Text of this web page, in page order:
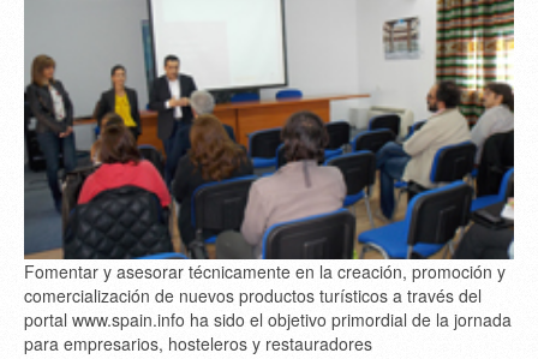
Fomentar y asesorar técnicamente en la creación, promoción y
comercialización de nuevos productos turísticos a través del
portal www.spain.info ha sido el objetivo primordial de la jornada
para empresarios, hosteleros y restauradores